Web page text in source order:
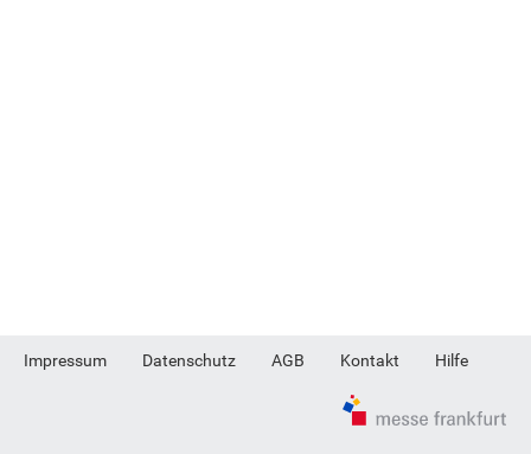
Impressum Datenschutz AGB Kontakt Hilfe